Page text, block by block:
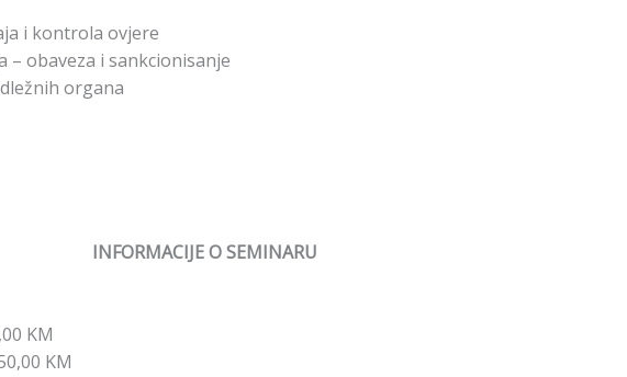
i kontrola ovjere
– obaveza i sankcionisanje
organa
INFORMACIJE O SEMINARU
KM
KM